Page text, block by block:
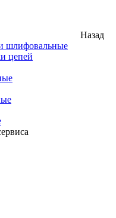
Назад
шлифовальные
цепей